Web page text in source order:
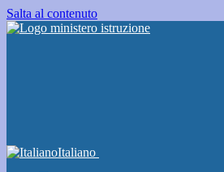
Salta al contenuto
Italiano